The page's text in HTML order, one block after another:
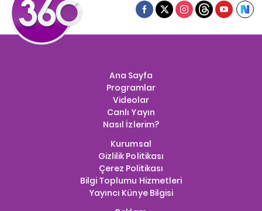
Ana Sayfa
Programlar
Videolar
Canlı Yayın
Nasıl İzlerim?
Kurumsal
Gizlilik Politikası
Çerez Politikası
Bilgi Toplumu Hizmetleri
Yayıncı Künye Bilgisi